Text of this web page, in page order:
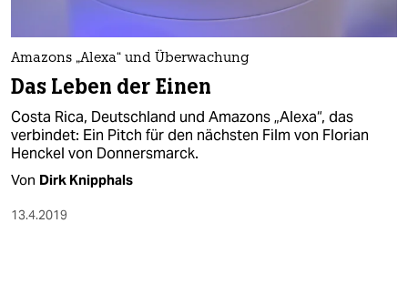
Amazons „Alexa“ und Überwachung
Das Leben der Einen
Costa Rica, Deutschland und Amazons „Alexa“, das
verbindet: Ein Pitch für den nächsten Film von Florian
Henckel von Donnersmarck.
Von Dirk Knipphals
13.4.2019